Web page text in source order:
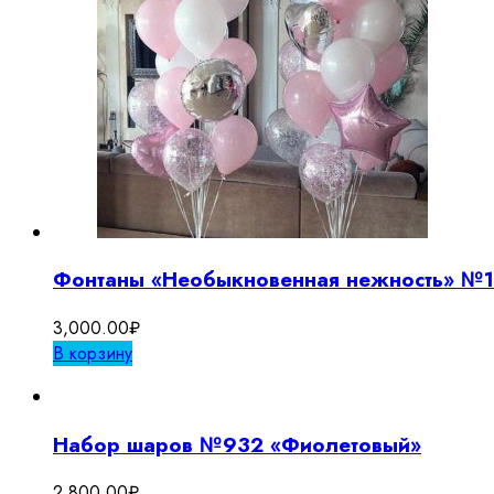
Фонтаны «Необыкновенная нежность»
3,000.00₽
В корзину
Набор шаров №932 «Фиолетовый»